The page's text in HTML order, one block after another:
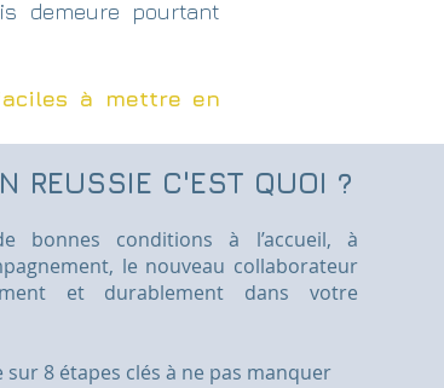
demeure pourtant
à mettre en
REUSSIE C'EST QUOI ?
bonnes conditions à l’accueil, à
le nouveau collaborateur
et durablement dans votre
8 étapes clés à ne pas manquer